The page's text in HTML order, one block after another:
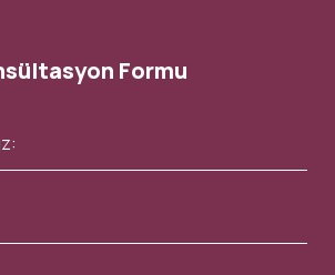
Formu